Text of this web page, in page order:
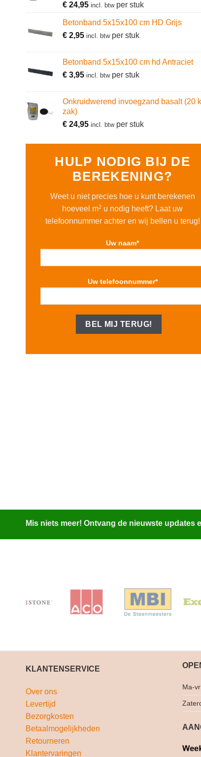
€ 24,95 incl. btwper stuk
Betonband 5x15x100 cm HD Grijs
€ 2,95 incl. btwper stuk
Betonband 5x15x100 cm hd Antraciet
€ 3,95 incl. btwper stuk
Onkruidwerend invoegzand basalt (20
zak)
€ 24,95 incl. btwper stuk
HULP NODIG BIJ DE
BEREKENING?
Weet u niet precies hoe u kunt berekenen
hoeveel m2 u nodig heeft? Laat uw
telefoonnummer achter en wij bellen u terug!
Uw naam*
Uw telefoonnummer*
Mis niets meer! Ontvang de nieuwste
KLANTENSERVICE
Over ons
Levertijd
Bezorgkosten
Betaalmogelijkheden
Retourneren
Klantervaringen
Ma-vr